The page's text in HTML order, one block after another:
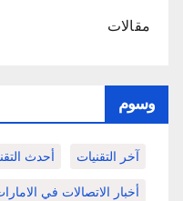
مقالات
وسوم
آخر التقنيات أحدث
أخبار الاتصالات في